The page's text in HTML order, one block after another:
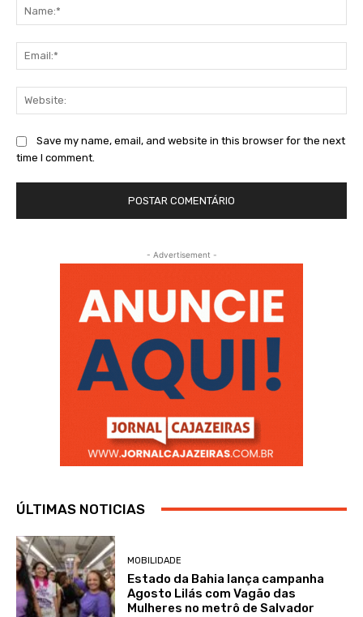
Save my name, email, and website in this browser for the next
time I comment.
- Advertisement -
ÚLTIMAS NOTICIAS
MOBILIDADE
Estado da Bahia lança campanha
Agosto Lilás com Vagão das
Mulheres no metrô de Salvador